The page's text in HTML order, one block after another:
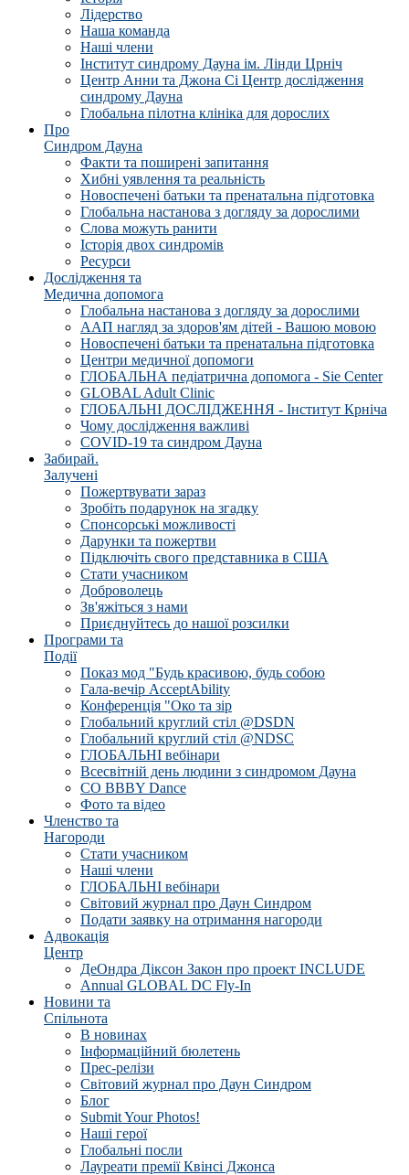
Лідерство
Наша команда
Наші члени
Інститут синдрому Дауна ім. Лінди Црніч
Центр Анни та Джона Сі Центр дослідження
синдрому Дауна
Глобальна пілотна клініка для дорослих
Про
Синдром Дауна
Факти та поширені запитання
Хибні уявлення та реальність
Новоспечені батьки та пренатальна підготовка
Глобальна настанова з догляду за дорослими
Слова можуть ранити
Історія двох синдромів
Ресурси
Дослідження та
Медична допомога
Глобальна настанова з догляду за дорослими
ААП нагляд за здоров'ям дітей - Вашою мовою
Новоспечені батьки та пренатальна підготовка
Центри медичної допомоги
ГЛОБАЛЬНА педіатрична допомога - Sie Center
GLOBAL Adult Clinic
ГЛОБАЛЬНІ ДОСЛІДЖЕННЯ - Інститут Крніча
Чому дослідження важливі
COVID-19 та синдром Дауна
Забирай.
Залучені
Пожертвувати зараз
Зробіть подарунок на згадку
Спонсорські можливості
Дарунки та пожертви
Підключіть свого представника в США
Стати учасником
Доброволець
Зв'яжіться з нами
Приєднуйтесь до нашої розсилки
Програми та
Події
Показ мод "Будь красивою, будь собою
Гала-вечір AcceptAbility
Конференція "Око та зір
Глобальний круглий стіл @DSDN
Глобальний круглий стіл @NDSC
ГЛОБАЛЬНІ вебінари
Всесвітній день людини з синдромом Дауна
CO BBBY Dance
Фото та відео
Членство та
Нагороди
Стати учасником
Наші члени
ГЛОБАЛЬНІ вебінари
Світовий журнал про Даун Синдром
Подати заявку на отримання нагороди
Адвокація
Центр
ДеОндра Діксон Закон про проект INCLUDE
Annual GLOBAL DC Fly-In
Новини та
Спільнота
В новинах
Інформаційний бюлетень
Прес-релізи
Світовий журнал про Даун Синдром
Блог
Submit Your Photos!
Наші герої
Глобальні посли
Лауреати премії Квінсі Джонса